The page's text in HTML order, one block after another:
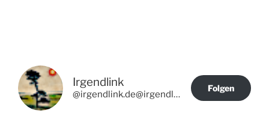
Irgendlink
@irgendlink.de@irgendlink.de
Folgen